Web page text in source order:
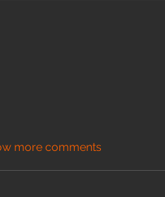
more comments